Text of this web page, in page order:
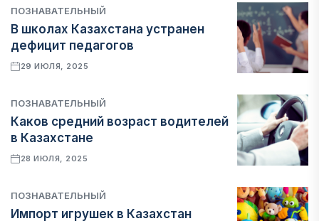
ПОЗНАВАТЕЛЬНЫЙ
В школах Казахстана устранен
дефицит педагогов
29 ИЮЛЯ, 2025
ПОЗНАВАТЕЛЬНЫЙ
Каков средний возраст водителей
в Казахстане
28 ИЮЛЯ, 2025
ПОЗНАВАТЕЛЬНЫЙ
Импорт игрушек в Казахстан